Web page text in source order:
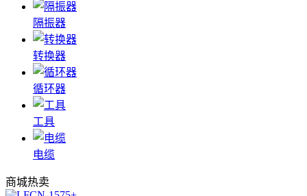
隔振器
转换器
循环器
工具
电缆
商城热卖